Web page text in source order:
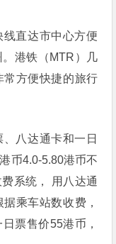
直达市中心方便
港铁（MTR）几
常方便快捷的旅行
八达通卡和一日
币4.0-5.80港币不
系统， 用八达通
乘车站数收费，
票售价55港币，